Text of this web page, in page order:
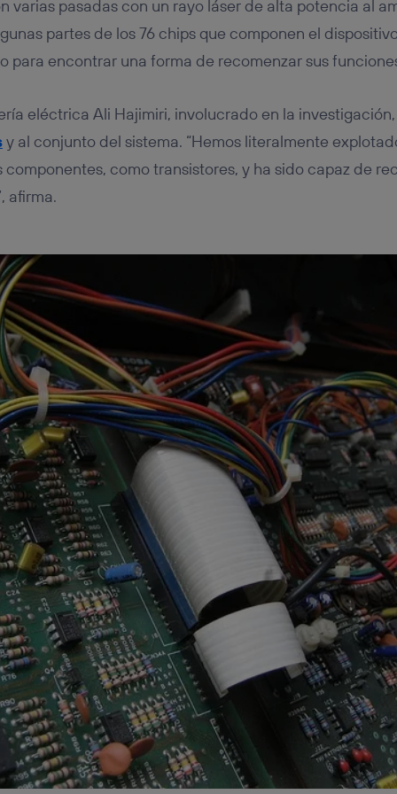
varias pasadas con un rayo láser de alta potencia al
partes de los 76 chips que componen el
para encontrar una forma de recomenzar sus
eléctrica Ali Hajimiri, involucrado en la
y al conjunto del sistema. “Hemos literalmente
como transistores, y ha sido capaz de
afirma.